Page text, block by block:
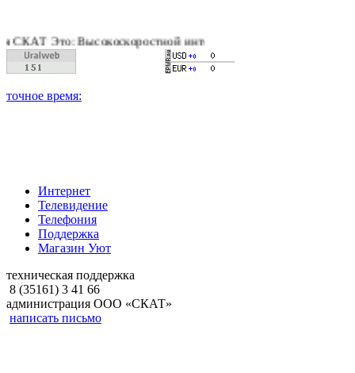
Это: Высокоскоростной интернет, качественное цифровое
Интернет
Телевидение
Телефония
Поддержка
Магазин Уют
техническая поддержка
8 (35161) 3 41 66
администрация ООО «СКАТ»
написать письмо